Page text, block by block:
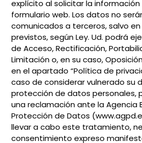
explícito al solicitar la
formulario web. Los datos no
comunicados a terceros, salvo
previstos, según Ley. Ud. podrá
de Acceso, Rectificación,
Limitación o, en su caso,
en el apartado “Política de
caso de considerar vulnerado su
protección de datos personales,
una reclamación ante la Agencia
Protección de Datos
llevar a cabo este tratamiento,
consentimiento expreso